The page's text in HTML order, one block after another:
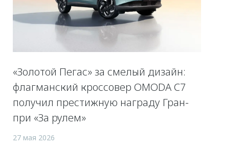
«Золотой Пегас» за смелый дизайн:
флагманский кроссовер OMODA C7
получил престижную награду Гран-
при «За рулем»
27 мая 2026